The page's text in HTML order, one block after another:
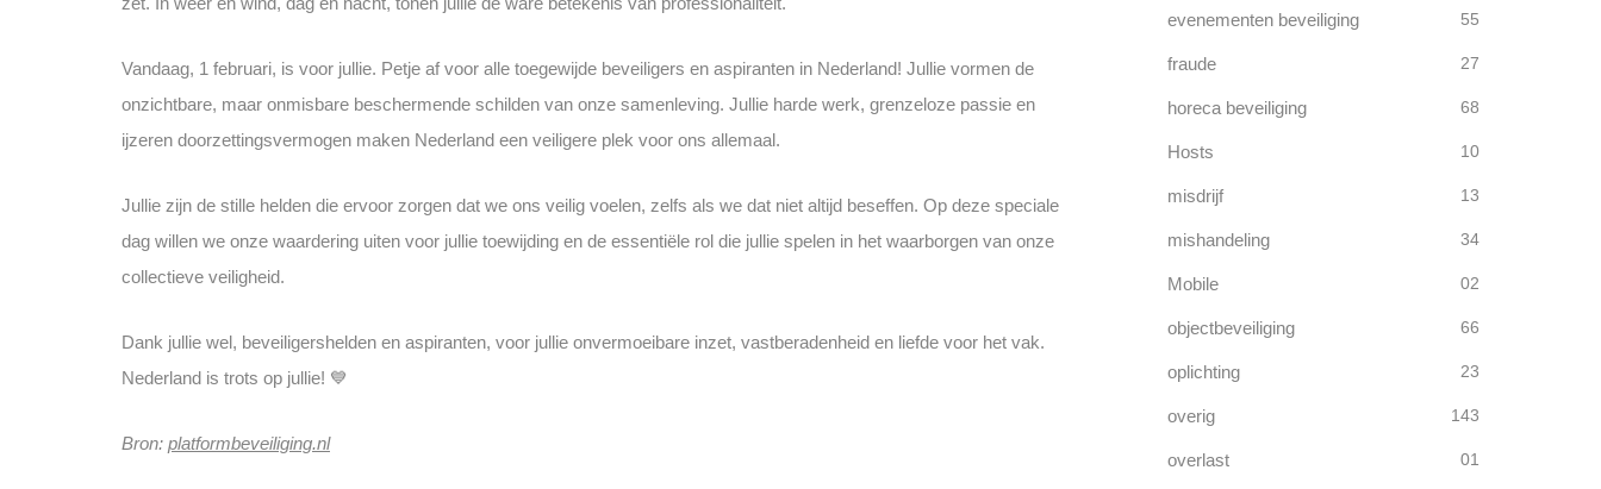
Vandaag, 1 februari, is voor jullie. Petje af voor alle toegewijde beveiligers en aspiranten in Nederland! Jullie vormen de
onzichtbare, maar onmisbare beschermende schilden van onze samenleving. Jullie harde werk, grenzeloze passie en
ijzeren doorzettingsvermogen maken Nederland een veiligere plek voor ons allemaal.
Jullie zijn de stille helden die ervoor zorgen dat we ons veilig voelen, zelfs als we dat niet altijd beseffen. Op deze speciale
dag willen we onze waardering uiten voor jullie toewijding en de essentiële rol die jullie spelen in het waarborgen van onze
collectieve veiligheid.
Dank jullie wel, beveiligershelden en aspiranten, voor jullie onvermoeibare inzet, vastberadenheid en liefde voor het vak.
Nederland is trots op jullie! 💙
Bron: platformbeveiliging.nl
evenementen beveiliging 55
fraude 27
horeca beveiliging 68
Hosts 10
misdrijf 13
mishandeling 34
Mobile 02
objectbeveiliging 66
oplichting 23
overig 143
overlast 01